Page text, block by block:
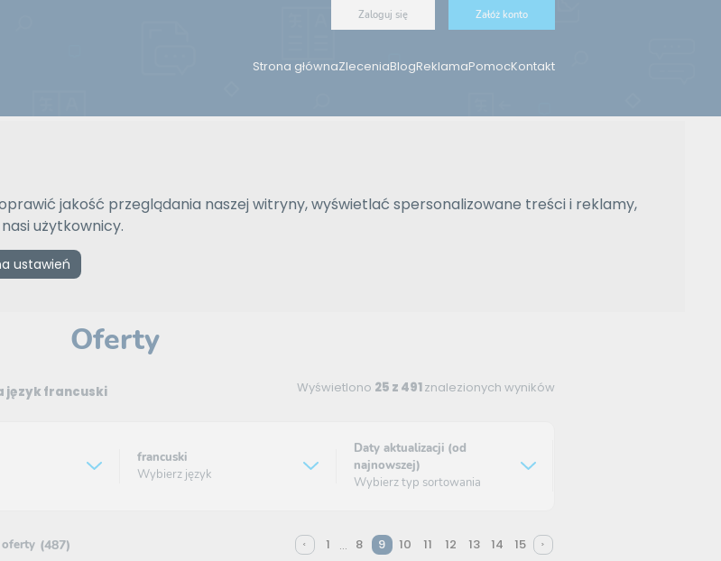
jakość przeglądania naszej witryny, wyświetlać spersonalizowane treści i reklamy,
użytkownicy.
ustawień
Zaloguj się Załóż konto
Strona głównaZleceniaBlogReklamaPomocKontakt
Oferty
język francuski Wyświetlono 25 z 491znalezionych wyników
francuski
Wybierz język
Daty aktualizacji (od
najnowszej)
Wybierz typ sortowania
oferty (487) 1 ... 8 9 10 11 12 13 14 15